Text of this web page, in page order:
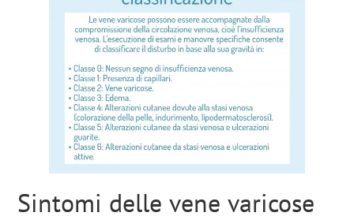
Sintomi delle vene varicose